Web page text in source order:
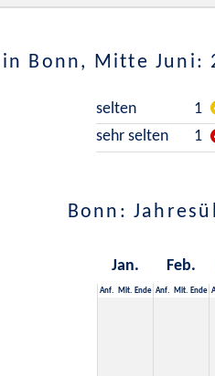
Bonn, Mitte Juni:
selten
1
sehr selten
1
Bonn:
Jan. Feb.
Anf. Mit. Ende Anf. Mit. Ende